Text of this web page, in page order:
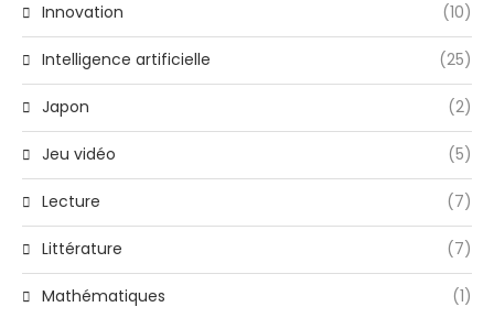
Innovation (10)
Intelligence artificielle (25)
Japon (2)
Jeu vidéo (5)
Lecture (7)
Littérature (7)
Mathématiques (1)